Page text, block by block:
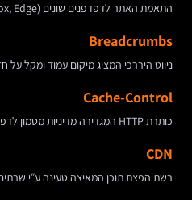
התאמת האתר לדפדפנים שונים (Chrome, Safari, Firefox, Edge).
Breadcrumbs
ניווט היררכי המציג מיקום עמוד ומקל על
Cache-Control
כותרת HTTP המגדירה מדיניות מטמון לדפדפנים ו-CDN.
CDN
רשת הפצת תוכן המאיצה טעינה ע״י